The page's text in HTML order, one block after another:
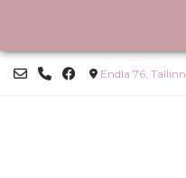
Skip
Endla 76, Tallinn